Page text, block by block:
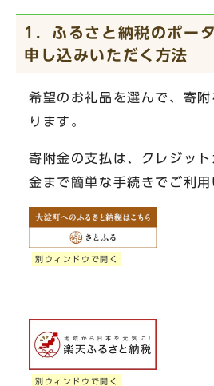
1．ふるさと納税のポー
申し込みいただく方法
希望のお礼品を選んで、寄
ります。
寄附金の支払は、クレジッ
金まで簡単な手続きでご利用
別ウィンドウで開く
別ウィンドウで開く